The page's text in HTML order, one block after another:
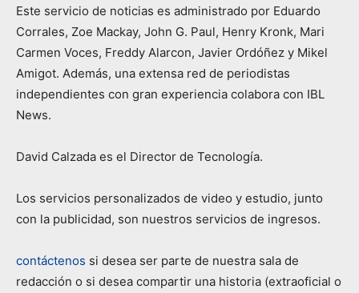
Este servicio de noticias es administrado por Eduardo
Corrales, Zoe Mackay, John G. Paul, Henry Kronk, Mari
Carmen Voces, Freddy Alarcon, Javier Ordóñez y Mikel
Amigot. Además, una extensa red de periodistas
independientes con gran experiencia colabora con IBL
News.
David Calzada es el Director de Tecnología.
Los servicios personalizados de video y estudio, junto
con la publicidad, son nuestros servicios de ingresos.
contáctenos si desea ser parte de nuestra sala de
redacción o si desea compartir una historia (extraoficial o